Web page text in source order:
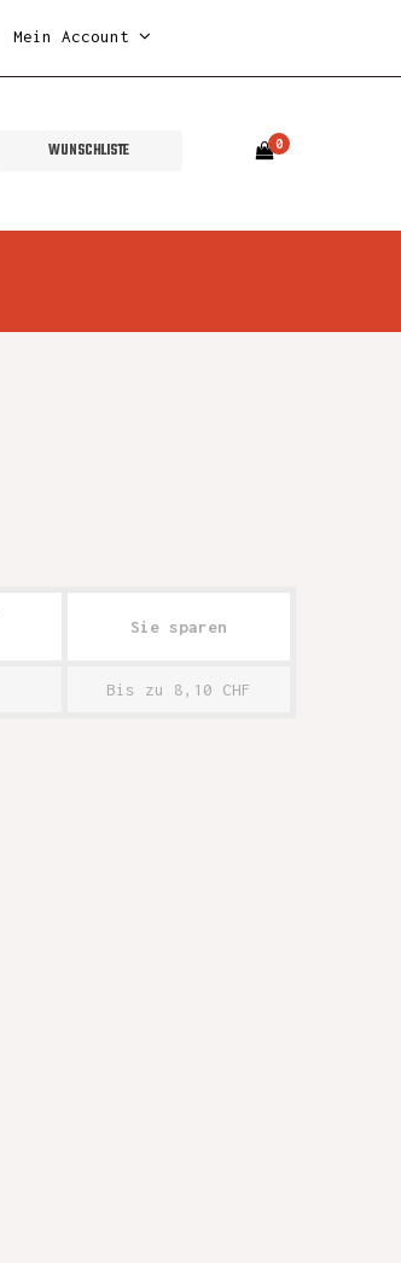
Mein Account
WUNSCHLISTE 0
Sie sparen
Bis zu 8,10 CHF